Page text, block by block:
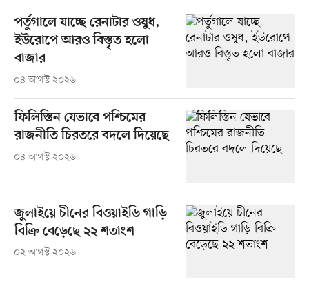
পর্তুগালে যাচ্ছে রেনাটার ওষুধ,
ইউরোপে আরও বিস্তৃত হলো
বাজার
০৪ আগস্ট ২০২৬
ফিলিস্তিন যেভাবে পশ্চিমের
রাজনীতি চিরতরে বদলে দিয়েছে
০৪ আগস্ট ২০২৬
জুলাইয়ে চীনের বিওয়াইডি গাড়ি
বিক্রি বেড়েছে ২২ শতাংশ
০২ আগস্ট ২০২৬